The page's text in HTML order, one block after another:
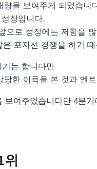
을 보여주게 되었습니
장입니다.
으로 성장에는 저항을
포지션 경쟁을 하기
는 합니다만
한 이득을 본 것과 엔
여주었습니다만 4분